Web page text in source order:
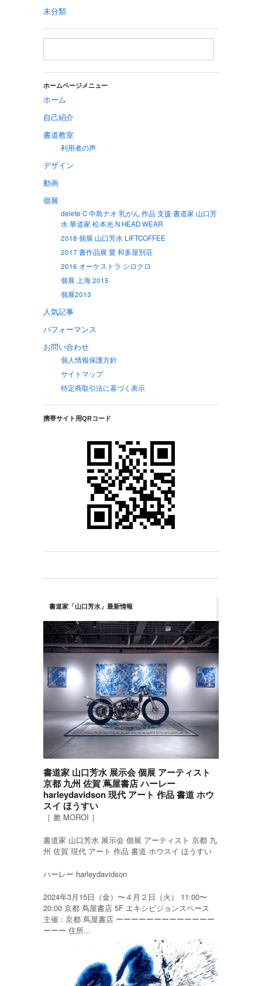
未分類
ホームページメニュー
ホーム
自己紹介
書道教室
利用者の声
デザイン
動画
個展
delete C 中島ナオ 乳がん 作品 支援 書道家 山口芳
水 華道家 松本光 N HEAD WEAR
2018 個展 山口芳水 LIFTCOFFEE
2017 書作品展 愛 和多屋別荘
2016 オーケストラ シロクロ
個展 上海 2015
個展2013
人気記事
パフォーマンス
お問い合わせ
個人情報保護方針
サイトマップ
特定商取引法に基づく表示
携帯サイト用QRコード
書道家「山口芳水」最新情報
書道家 山口芳水 展示会 個展 アーティスト
京都 九州 佐賀 蔦屋書店 ハーレー
harleydavidson 現代 アート 作品 書道 ホウ
スイ ほうすい
［ 脆 MOROI ］
書道家 山口芳水 展示会 個展 アーティスト 京都 九
州 佐賀 現代 アート 作品 書道 ホウスイ ほうすい
ハーレー harleydavidson
2024年3月15日（金）〜４月２日（火） 11:00〜
20:00 京都 蔦屋書店 5F エキシビジョンスペース
主催 : 京都 蔦屋書店 ーーーーーーーーーーーーー
ーーー 住所...